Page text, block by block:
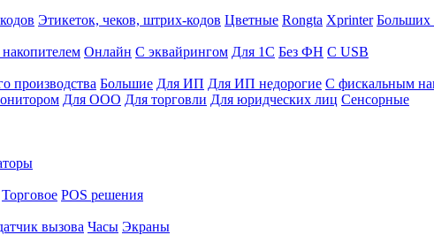
Этикеток, чеков, штрих-кодов Цветные Rongta Xprinter Больших
Онлайн С эквайрингом Для 1С Без ФН С USB
производства Большие Для ИП Для ИП недорогие С фискальным
Для ООО Для торговли Для юридческих лиц Сенсорные
Торговое POS решения
вызова Часы Экраны